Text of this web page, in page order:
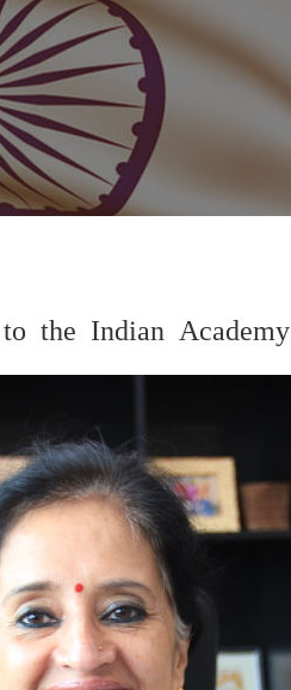
the Indian